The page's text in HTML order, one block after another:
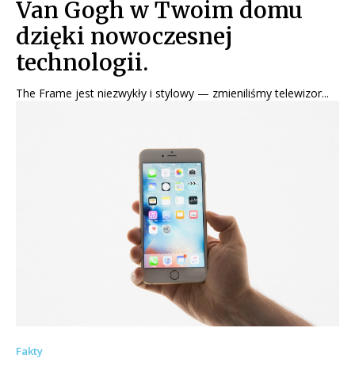
Van Gogh w Twoim domu
dzięki nowoczesnej
technologii.
The Frame jest niezwykły i stylowy — zmieniliśmy telewizor...
Fakty